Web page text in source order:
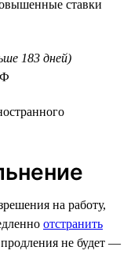
ставки
183 дней)
на работу,
отстранить
не будет —